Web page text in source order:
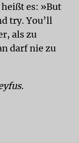
es: »But
try. You’ll
als zu
darf nie zu